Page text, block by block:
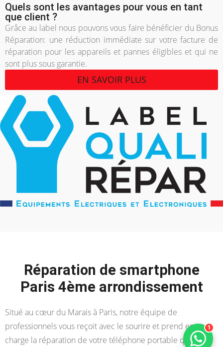
Quels sont les avantages pour vous en tant
que client ?
Grâce au label nous pouvons vous faire bénéficier du Bonus
Réparation: une réduction immédiate sur votre facture de
réparation pour les appareils et pannes éligibles et qui ne
sont plus sous garantie.
EN SAVOIR PLUS
Réparation de smartphone
Paris 4ème arrondissement
Situé au cœur du Marais à Paris, notre équipe de
professionnels vous reçoit avec le sourire et prend en
charge la réparation de votre téléphone portable quelque
1